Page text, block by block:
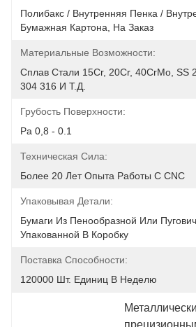
Полибакс / Внутренняя Пенка /
Бумажная Картона, На Заказ
Материальные Возможности:
Сплав Стали 15Cr, 20Cr, 40CrMo, SS
304 316 И Т.д.
Грубость Поверхности:
Ра 0,8 - 0.1
Техническая Сила:
Более 20 Лет Опыта Работы С CNC
Упаковывая Детали:
Бумаги Из Пенообразной Или
Упакованной В Коробку
Поставка Способности:
120000 Шт. Единиц В Неделю